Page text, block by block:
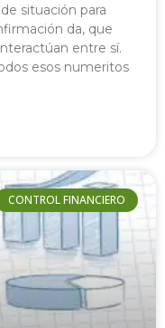
situación para
da, que
entre sí.
esos numeritos
CONTROL FINANCIERO